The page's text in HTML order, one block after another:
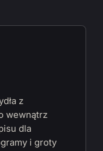
z
wewnątrz
dla
i groty